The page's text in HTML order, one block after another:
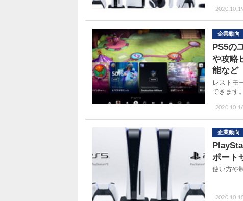
企業動向
PS5の
や攻略
能など
レストモ
できます。
企業動向
ポート
使い方や